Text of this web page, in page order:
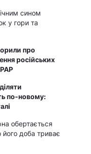
сином
у гори та
про
російських
по-новому:
обертається
його доба триває